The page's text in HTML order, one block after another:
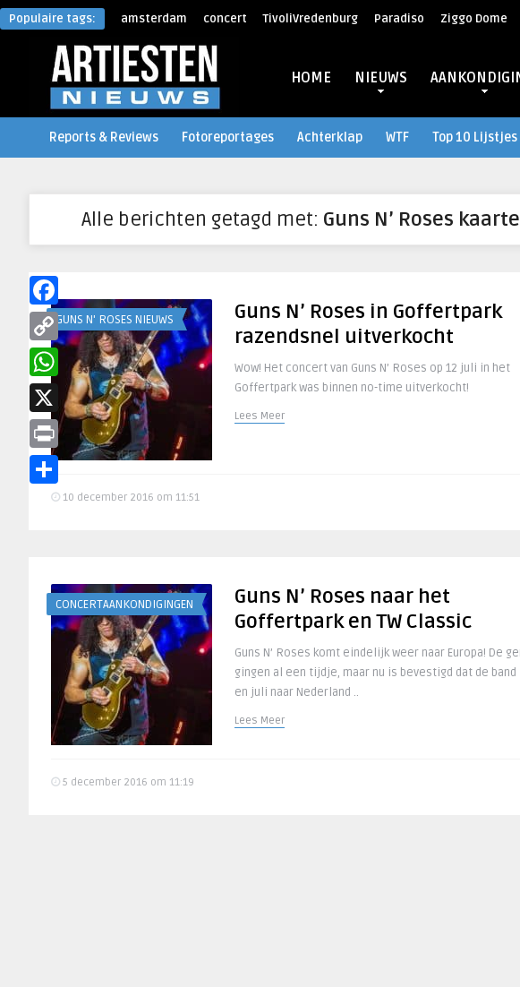
Populaire tags: amsterdam concert TivoliVredenburg Paradiso Ziggo Dome
HOME NIEUWS
Reports & Reviews Fotoreportages Achterklap WTF Top 10 Lijstjes
Alle berichten getagd met: Guns N’ Roses
GUNS N' ROSES NIEUWS
Guns N’ Roses in Goffertpark
razendsnel uitverkocht
Wow! Het concert van Guns N’ Roses op 12 juli in het
Goffertpark was binnen no-time uitverkocht!
Lees Meer
10 december 2016 om 11:51
CONCERTAANKONDIGINGEN
Guns N’ Roses naar het
Goffertpark en TW Classic
Guns N’ Roses komt eindelijk weer naar Europa! De
gingen al een tijdje, maar nu is bevestigd dat de band
en juli naar Nederland ..
Lees Meer
5 december 2016 om 11:19
Facebook
Copy
Link
WhatsApp
X
Print
Delen